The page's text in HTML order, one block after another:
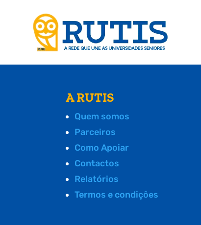
A RUTIS
Quem somos
Parceiros
Como Apoiar
Contactos
Relatórios
Termos e condições